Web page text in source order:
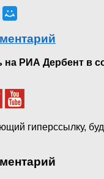
на РИА Дербент в
гиперссылку,